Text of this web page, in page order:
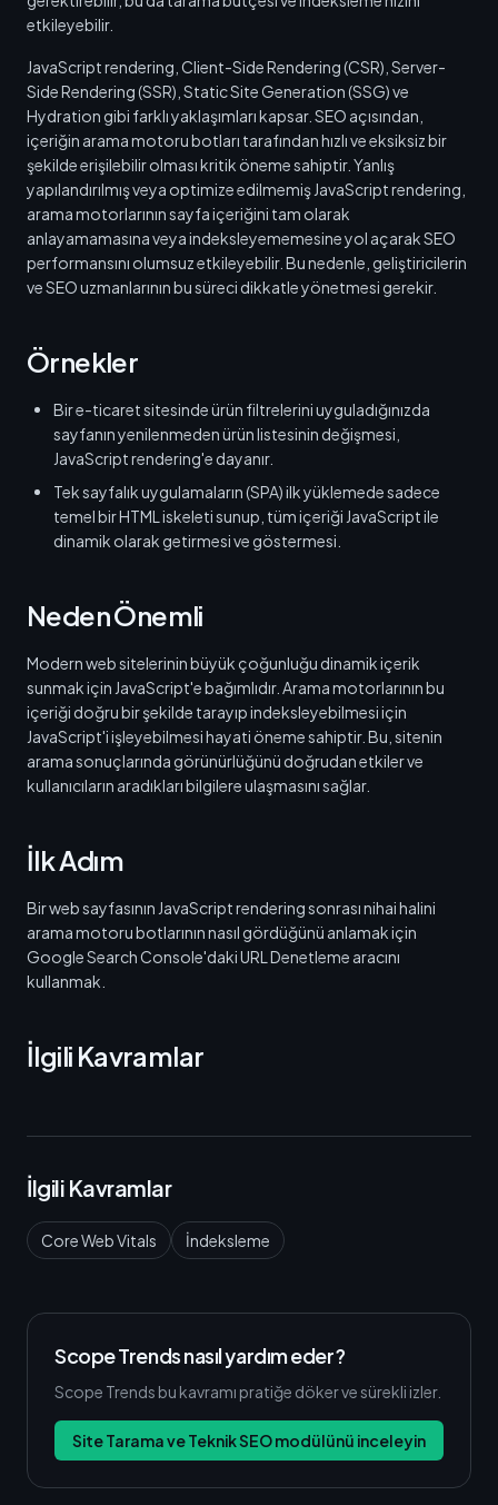
etkileyebilir.
JavaScript rendering, Client-Side Rendering (CSR), Server-
Side Rendering (SSR), Static Site Generation (SSG) ve
Hydration gibi farklı yaklaşımları kapsar. SEO açısından,
içeriğin arama motoru botları tarafından hızlı ve eksiksiz bir
şekilde erişilebilir olması kritik öneme sahiptir. Yanlış
yapılandırılmış veya optimize edilmemiş JavaScript rendering,
arama motorlarının sayfa içeriğini tam olarak
anlayamamasına veya indeksleyememesine yol açarak SEO
performansını olumsuz etkileyebilir. Bu nedenle, geliştiricilerin
ve SEO uzmanlarının bu süreci dikkatle yönetmesi gerekir.
Örnekler
Bir e-ticaret sitesinde ürün filtrelerini uyguladığınızda
sayfanın yenilenmeden ürün listesinin değişmesi,
JavaScript rendering'e dayanır.
Tek sayfalık uygulamaların (SPA) ilk yüklemede sadece
temel bir HTML iskeleti sunup, tüm içeriği JavaScript ile
dinamik olarak getirmesi ve göstermesi.
Neden Önemli
Modern web sitelerinin büyük çoğunluğu dinamik içerik
sunmak için JavaScript'e bağımlıdır. Arama motorlarının bu
içeriği doğru bir şekilde tarayıp indeksleyebilmesi için
JavaScript'i işleyebilmesi hayati öneme sahiptir. Bu, sitenin
arama sonuçlarında görünürlüğünü doğrudan etkiler ve
kullanıcıların aradıkları bilgilere ulaşmasını sağlar.
İlk Adım
Bir web sayfasının JavaScript rendering sonrası nihai halini
arama motoru botlarının nasıl gördüğünü anlamak için
Google Search Console'daki URL Denetleme aracını
kullanmak.
İlgili Kavramlar
İlgili Kavramlar
Core Web Vitals İndeksleme
Scope Trends nasıl yardım eder?
Scope Trends bu kavramı pratiğe döker ve sürekli izler.
Site Tarama ve Teknik SEO modülünü inceleyin